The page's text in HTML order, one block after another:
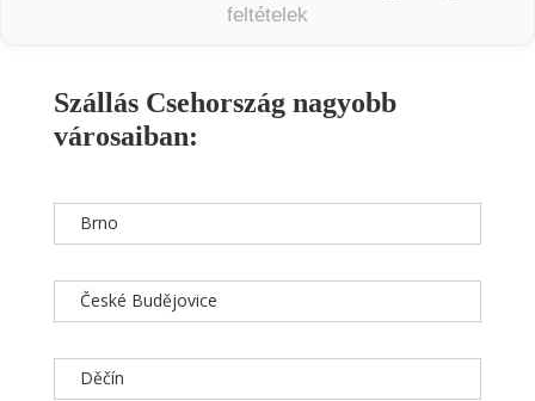
feltételek
Szállás Csehország nagyobb
városaiban:
Brno
České Budějovice
Děčín